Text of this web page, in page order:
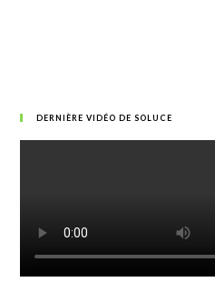
DERNIÈRE VIDÉO DE SOLUCE